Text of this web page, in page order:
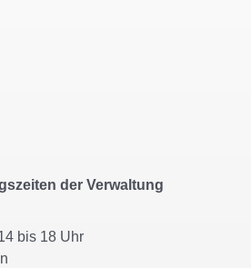
der Verwaltung
14 bis 18 Uhr